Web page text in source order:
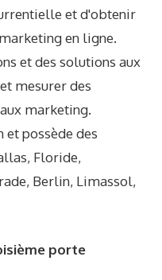
et d'obtenir
en ligne.
et des solutions aux
mesurer des
marketing.
et possède des
Floride,
Berlin, Limassol,
porte